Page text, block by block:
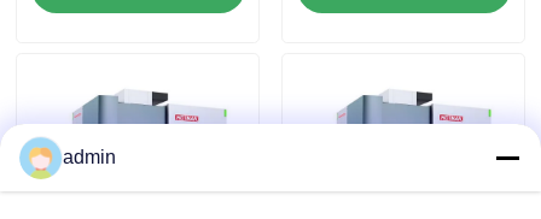
Κυλινδρική μηχανή μύλων
admin